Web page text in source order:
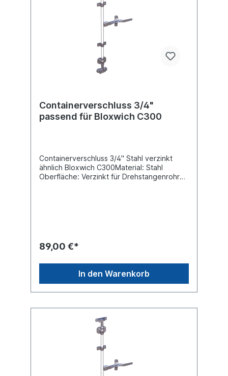
Containerverschluss 3/4"
passend für Bloxwich C300
Containerverschluss 3/4" Stahl verzinkt
ähnlich Bloxwich C300Material: Stahl
Oberfläche: Verzinkt für Drehstangenrohr
89,00 €*
In den Warenkorb